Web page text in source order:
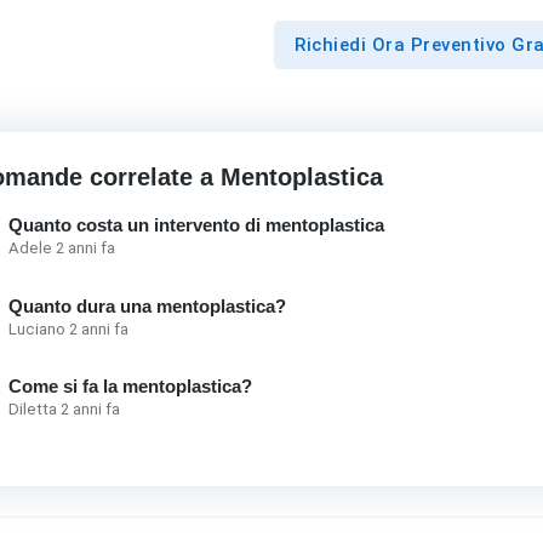
Richiedi Ora Preventivo
correlate a Mentoplastica
Quanto costa un intervento di mentoplastica
Adele 2 anni fa
Quanto dura una mentoplastica?
Luciano 2 anni fa
Come si fa la mentoplastica?
Diletta 2 anni fa